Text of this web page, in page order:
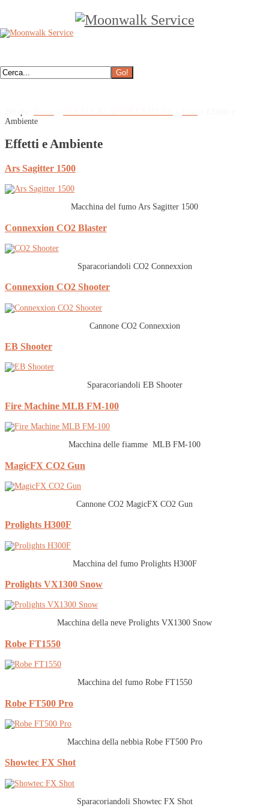
Ambiente
Effetti e Ambiente
Ars Sagitter 1500
Macchina del fumo Ars Sagitter 1500
Connexxion CO2 Blaster
Sparacoriandoli CO2 Connexxion
Connexxion CO2 Shooter
Cannone CO2 Connexxion
EB Shooter
Sparacoriandoli EB Shooter
Fire Machine MLB FM-100
Macchina delle fiamme MLB FM-100
MagicFX CO2 Gun
Cannone CO2 MagicFX CO2 Gun
Prolights H300F
Macchina del fumo Prolights H300F
Prolights VX1300 Snow
Macchina della neve Prolights VX1300 Snow
Robe FT1550
Macchina del fumo Robe FT1550
Robe FT500 Pro
Macchina della nebbia Robe FT500 Pro
Showtec FX Shot
Sparacoriandoli Showtec FX Shot